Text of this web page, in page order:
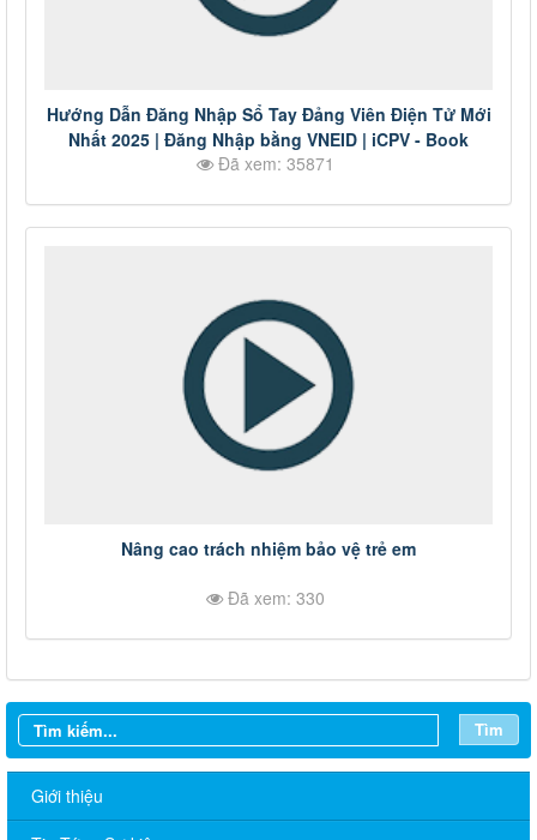
Hướng Dẫn Đăng Nhập Sổ Tay Đảng Viên Điện Tử Mới
Nhất 2025 | Đăng Nhập bằng VNEID | iCPV - Book
Đã xem: 35871
Nâng cao trách nhiệm bảo vệ trẻ em
Đã xem: 330
Tìm
Giới thiệu